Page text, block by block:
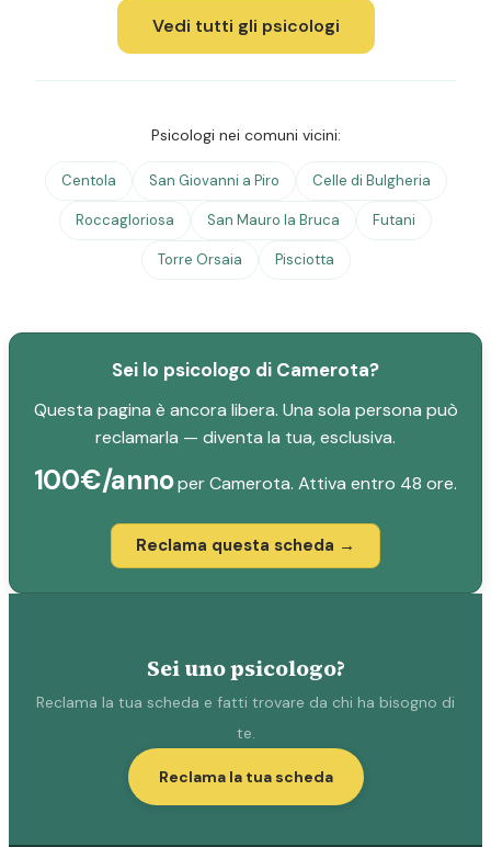
Vedi tutti gli psicologi
Psicologi nei comuni vicini:
Centola San Giovanni a Piro Celle di Bulgheria
Roccagloriosa San Mauro la Bruca Futani
Torre Orsaia Pisciotta
Sei lo psicologo di Camerota?
Questa pagina è ancora libera. Una sola persona può
reclamarla — diventa la tua, esclusiva.
100€/annoper Camerota. Attiva entro 48 ore.
Reclama questa scheda →
Sei uno psicologo?
Reclama la tua scheda e fatti trovare da chi ha bisogno di
te.
Reclama la tua scheda